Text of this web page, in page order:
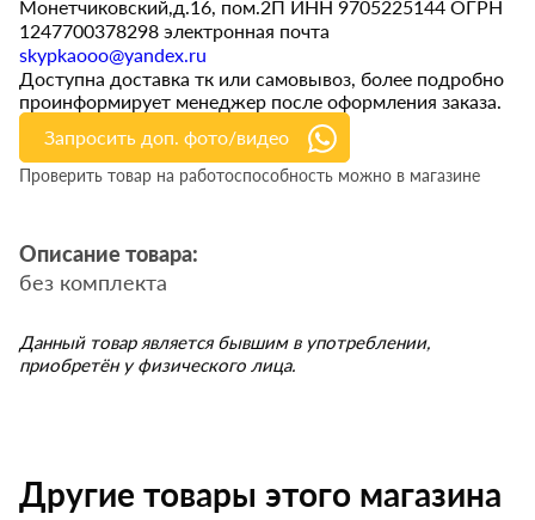
Монетчиковский,д.16, пом.2П ИНН 9705225144 ОГРН
1247700378298 электронная почта
skypkaooo@yandex.ru
Доступна доставка тк или самовывоз, более подробно
проинформирует менеджер после оформления заказа.
Запросить доп. фото/видео
Проверить товар на работоспособность можно в магазине
Описание товара:
без комплекта
Данный товар является бывшим в употреблении,
приобретён у физического лица.
Другие товары этого магазина